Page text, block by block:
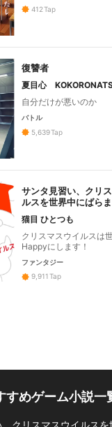
412Tap
復讐者
夏目心
自分だけが悪いのか
バトル
5,639Tap
サンタ見習い、クリ
ルスを世界中にばらま
猫目 ひとつも
クリスマスウイルスは
Happyにします！
ファンタジー
9,911 Tap
すめゲーム小説一
クリスマスウイルス